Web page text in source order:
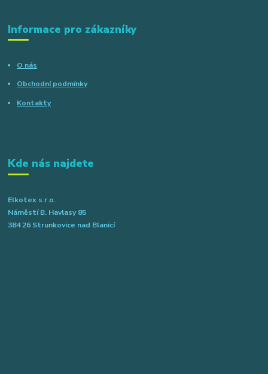
Informace pro zákazníky
O nás
Obchodní podmínky
Kontakty
Kde nás najdete
Elkotex s.r.o.
Náměstí B. Havlasy 85
384 26 Strunkovice nad Blanicí